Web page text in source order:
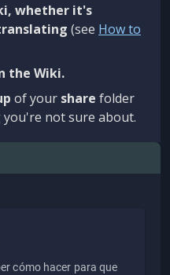
whether it's
(see How to
the Wiki.
of your share folder
not sure about.
cómo hacer para que